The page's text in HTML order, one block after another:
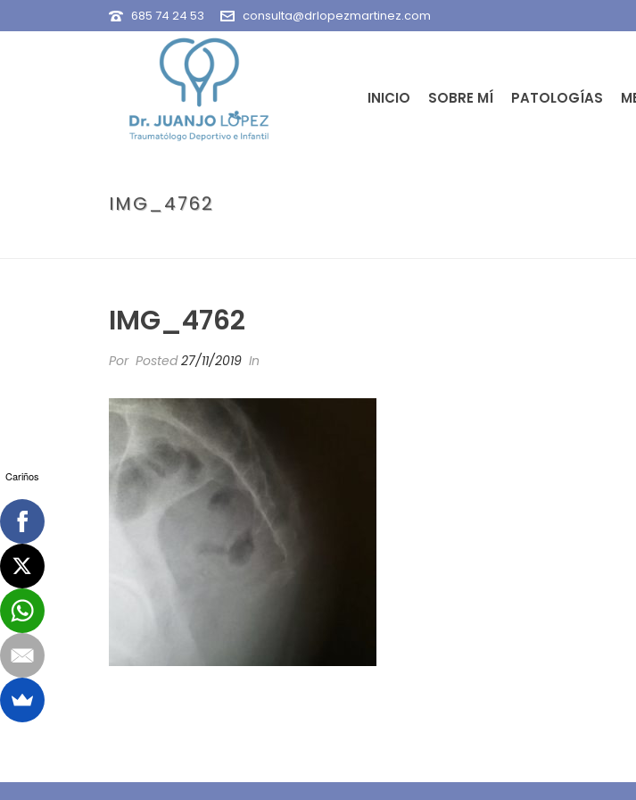
685 74 24 53 consulta@drlopezmartinez.com
INICIO SOBRE MÍ PATOLOGÍAS
IMG_4762
IMG_4762
Por Posted27/11/2019 In
Cariños